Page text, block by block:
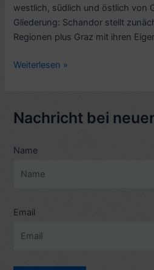
westlich, südlich und östlich von
Gliederung: Schandor stellt
Regionen plus Graz mit ihren
Rezension:
Hügelland
Reihe
Feine
Autor
Schandor)
Weiterlesen »
Nachricht bei
Name
Email